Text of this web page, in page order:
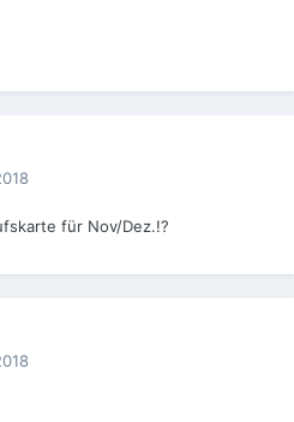
für Nov/Dez.!?